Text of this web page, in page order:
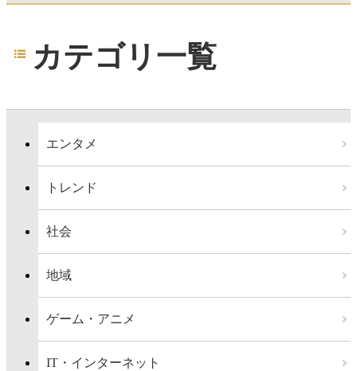
カテゴリ一覧
エンタメ
トレンド
社会
地域
ゲーム・アニメ
IT・インターネット